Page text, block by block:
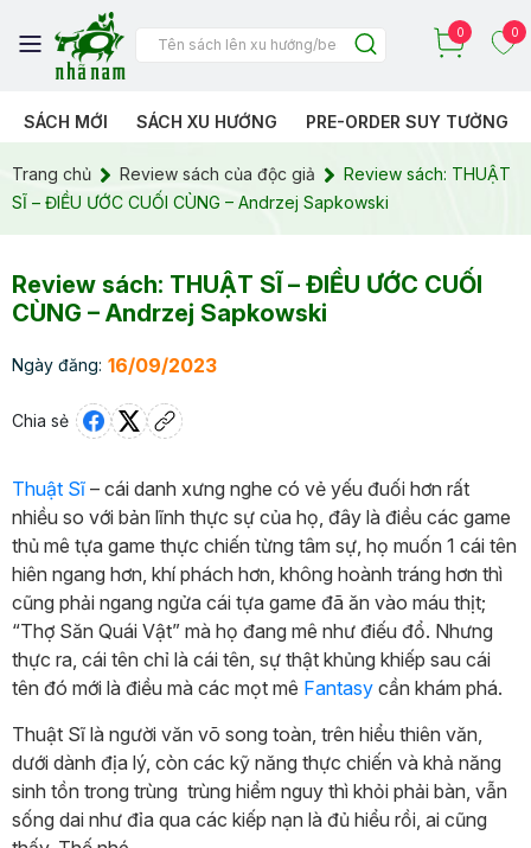
0 0
SÁCH MỚI SÁCH XU HƯỚNG PRE-ORDER SUY TƯỞNG
Trang chủ Review sách của độc giả
Review sách: THUẬT
SĨ – ĐIỀU ƯỚC CUỐI CÙNG – Andrzej Sapkowski
Review sách: THUẬT SĨ – ĐIỀU ƯỚC CUỐI
CÙNG – Andrzej Sapkowski
Ngày đăng: 16/09/2023
Chia sẻ
Thuật Sĩ– cái danh xưng nghe có vẻ yếu đuối hơn rất
nhiều so với bản lĩnh thực sự của họ, đây là điều các game
thủ mê tựa game thực chiến từng tâm sự, họ muốn 1 cái tên
hiên ngang hơn, khí phách hơn, không hoành tráng hơn thì
cũng phải ngang ngửa cái tựa game đã ăn vào máu thịt;
“Thợ Săn Quái Vật” mà họ đang mê như điếu đổ. Nhưng
thực ra, cái tên chỉ là cái tên, sự thật khủng khiếp sau cái
tên đó mới là điều mà các mọt mê Fantasy cần khám phá.
Thuật Sĩ là người văn võ song toàn, trên hiểu thiên văn,
dưới dành địa lý, còn các kỹ năng thực chiến và khả năng
sinh tồn trong trùng trùng hiểm nguy thì khỏi phải bàn, vẫn
sống dai như đỉa qua các kiếp nạn là đủ hiểu rồi, ai cũng